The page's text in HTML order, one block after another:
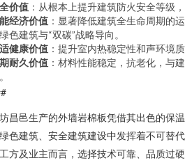
价值 ：从根本上提升建筑防火安全等级
经济价值 ：显著降低建筑全生命周期的
色建筑与“双碳”战略导向。
健康价值 ：提升室内热稳定性和声环境
耐久价值 ：材料性能稳定，抗老化，与
昌邑生产的外墙岩棉板凭借其出色的保
色建筑、安全建筑建设中发挥着不可替
方及业主而言，选择技术可靠、品质过